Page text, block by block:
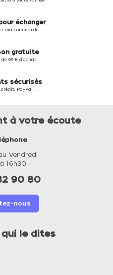
échanger
ma commande
gratuite
69 € d'achat
sécurisés
PayPal...
à votre écoute
Vendredi
16h30
90 80
nous
qui le dites